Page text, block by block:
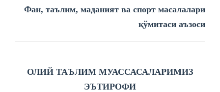
Фан, таълим, маданият ва спорт масалалари
қўмитаси аъзоси
ОЛИЙ ТАЪЛИМ МУАССАСАЛАРИМИЗ
ЭЪТИРОФИ